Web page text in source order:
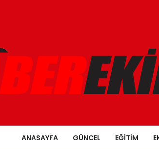
ANASAYFA GÜNCEL EĞITIM